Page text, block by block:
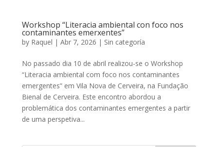
Workshop “Literacia ambiental con foco nos
contaminantes emerxentes”
by Raquel | Abr 7, 2026 | Sin categoría
No passado dia 10 de abril realizou-se o Workshop
“Literacia ambiental com foco nos contaminantes
emergentes” em Vila Nova de Cerveira, na Fundação
Bienal de Cerveira. Este encontro abordou a
problemática dos contaminantes emergentes a partir
de uma perspetiva...